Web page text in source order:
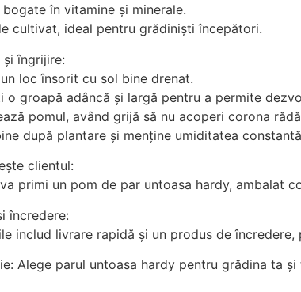
bogate în vitamine și minerale.
cultivat, ideal pentru grădiniști începători.
și îngrijire:
un loc însorit cu sol bine drenat.
o groapă adâncă și largă pentru a permite
pomul, având grijă să nu acoperi corona
după plantare și menține umiditatea
clientul:
primi un pom de par untoasa hardy, ambalat
încredere:
includ livrare rapidă și un produs de
Alege parul untoasa hardy pentru grădina ta